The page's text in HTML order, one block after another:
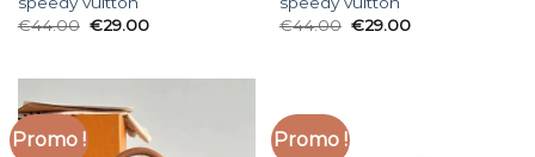
€44.00 €29.00
€44.00 €29.00
Promo ! Promo !